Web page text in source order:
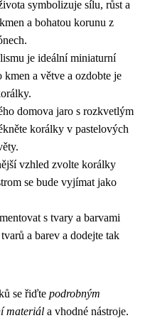
symbolizuje sílu, růst a
a bohatou korunu z
je ideální miniaturní
a větve a ozdobte je
domova jaro s rozkvetlým
korálky v pastelových
vzhled zvolte korálky
se bude vyjímat jako
s tvary a barvami
a barev a dodejte tak
se řiďte podrobným
materiál a vhodné nástroje.